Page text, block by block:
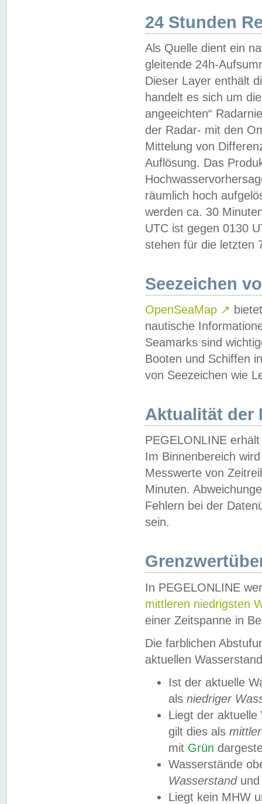
24 Stunden
Als Quelle dient ein
gleitende 24h-
Dieser Layer enthält
handelt es sich um
angeeichten“
der Radar- mit den
Mittelung von
Auflösung. Das
räumlich hoch
werden ca. 30
UTC ist gegen 0130
stehen für die letzten
Seezeichen
OpenSeaMap ↗
nautische
Seamarks sind
Booten und Schiffen
von Seezeichen wie
Aktualität der
PEGELONLINE
Im Binnenbereich
Messwerte von
Minuten.
Fehlern bei der
sein.
In PEGELONLINE
mittleren niedrigsten
einer Zeitspanne in
Die farblichen
aktuellen
Ist der aktuelle
als niedriger
Liegt der
gilt dies als
mit Grün
Wasserstände
Wasserstandund
Liegt kein MHW